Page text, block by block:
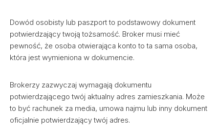
Dowód osobisty lub paszport to podstawowy dokument
potwierdzający twoją tożsamość. Broker musi mieć
pewność, że osoba otwierająca konto to ta sama osoba,
która jest wymieniona w dokumencie.
Brokerzy zazwyczaj wymagają dokumentu
potwierdzającego twój aktualny adres zamieszkania. Może
to być rachunek za media, umowa najmu lub inny dokument
oficjalnie potwierdzający twój adres.